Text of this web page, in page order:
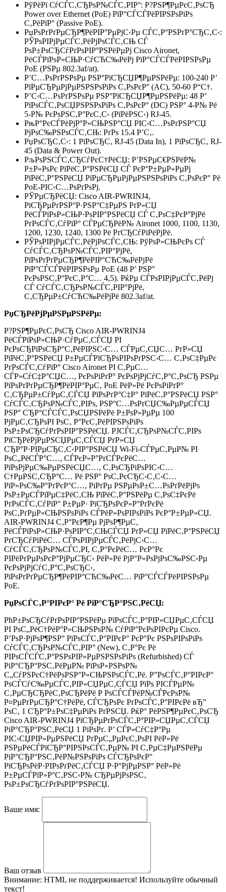
РўРёРї СѓСЃС‚СЂРѕР№СЃС‚РІР°: Р?РЅР¶РµРєС‚РѕСЂ
Power over Ethernet (PoE) РїР°СЃСЃРёРІРЅРѕРіРѕ
С‚РёРїР° (Passive PoE).
РџРѕРґРґРµСЂР¶РёРІР°РµРјС‹Рµ СЃС‚Р°РЅРґР°СЂС‚С‹:
РЎРѕРІРјРµСЃС‚РёРјРѕСЃС‚СЊ СЃ
РѕР±РѕСЂСѓРґРѕРІР°РЅРёРµРј Cisco Aironet,
РёСЃРїРѕР»СЊР·СѓСЋС‰РёРј РїР°СЃСЃРёРІРЅРѕРµ
PoE (РЅРµ 802.3af/at).
Р’С…РѕРґРЅРѕРµ РЅР°РїСЂСЏР¶РµРЅРёРµ: 100-240 Р’
РїРµСЂРµРјРµРЅРЅРѕРіРѕ С‚РѕРєР° (AC), 50-60 Р“С†.
Р’С‹С…РѕРґРЅРѕРµ РЅР°РїСЂСЏР¶РµРЅРёРµ: 48 Р’
РїРѕСЃС‚РѕСЏРЅРЅРѕРіРѕ С‚РѕРєР° (DC) РЅР° 4-Р№ Рё
5-Р№ РєРѕРЅС‚Р°РєС‚С‹ (РїРёРЅС‹) RJ-45.
РњР°РєСЃРёРјР°Р»СЊРЅР°СЏ РІС‹С…РѕРґРЅР°СЏ
РјРѕС‰РЅРѕСЃС‚СЊ: РґРѕ 15.4 Р’С‚.
РџРѕСЂС‚С‹: 1 РїРѕСЂС‚ RJ-45 (Data In), 1 РїРѕСЂС‚ RJ-
45 (Data & Power Out).
РљРѕРЅСЃС‚СЂСѓРєС†РёСЏ: Р’РЅРµС€РЅРёР№
Р±Р»РѕРє РїРёС‚Р°РЅРёСЏ СЃ РєР°Р±РµР»РµРј
РїРёС‚Р°РЅРёСЏ РїРµСЂРµРјРµРЅРЅРѕРіРѕ С‚РѕРєР° Рё
PoE-РІС‹С…РѕРґРѕРј.
РЎРµСЂРёСЏ: Cisco AIR-PWRINJ4,
РїСЂРµРґРЅР°Р·РЅР°С‡РµРЅ РґР»СЏ
РёСЃРїРѕР»СЊР·РѕРІР°РЅРёСЏ СЃ С‚РѕС‡РєР°РјРё
РґРѕСЃС‚СѓРїР° СЃРµСЂРёР№ Aironet 1000, 1100, 1130,
1200, 1230, 1240, 1300 Рё РґСЂСѓРіРёРјРё.
РЎРѕРІРјРµСЃС‚РёРјРѕСЃС‚СЊ: РўРѕР»СЊРєРѕ СЃ
СѓСЃС‚СЂРѕР№СЃС‚РІР°РјРё,
РїРѕРґРґРµСЂР¶РёРІР°СЋС‰РёРјРё
РїР°СЃСЃРёРІРЅРѕРµ PoE (48 Р’ РЅР°
РєРѕРЅС‚Р°РєС‚Р°С… 4,5). РќРµ СЃРѕРІРјРµСЃС‚РёРј
СЃ СѓСЃС‚СЂРѕР№СЃС‚РІР°РјРё,
С‚СЂРµР±СѓСЋС‰РёРјРё 802.3af/at.
РџСЂРёРјРµРЅРµРЅРёРµ:
Р?РЅР¶РµРєС‚РѕСЂ Cisco AIR-PWRINJ4
РёСЃРїРѕР»СЊР·СѓРµС‚СЃСЏ РІ
РєРѕСЂРїРѕСЂР°С‚РёРІРЅС‹С… СЃРµС‚СЏС… РґР»СЏ
РїРёС‚Р°РЅРёСЏ Р±РµСЃРїСЂРѕРІРѕРґРЅС‹С… С‚РѕС‡РµРє
РґРѕСЃС‚СѓРїР° Cisco Aironet РІ С‚РµС…
СЃР»СѓС‡Р°СЏС…, РєРѕРіРґР° РєРѕРјРјСѓС‚Р°С‚РѕСЂ РЅРµ
РїРѕРґРґРµСЂР¶РёРІР°РµС‚ PoE РёР»Рё РєРѕРіРґР°
С‚СЂРµР±СѓРµС‚СЃСЏ РїРѕРґР°С‡Р° РїРёС‚Р°РЅРёСЏ РЅР°
СѓСЃС‚СЂРѕР№СЃС‚РІРѕ, РЅР°С…РѕРґСЏС‰РµРµСЃСЏ
РЅР° СЂР°СЃСЃС‚РѕСЏРЅРёРё Р±РѕР»РµРµ 100
РјРµС‚СЂРѕРІ РѕС‚ Р°РєС‚РёРІРЅРѕРіРѕ
РѕР±РѕСЂСѓРґРѕРІР°РЅРёСЏ. РЈСЃС‚СЂРѕР№СЃС‚РІРѕ
РїСЂРёРјРµРЅСЏРµС‚СЃСЏ РґР»СЏ
СЂР°Р·РІРµСЂС‚С‹РІР°РЅРёСЏ Wi-Fi-СЃРµС‚РµР№ РІ
РѕС„РёСЃР°С…, СЃРєР»Р°РґСЃРєРёС…
РїРѕРјРµС‰РµРЅРёСЏС…, С‚РѕСЂРіРѕРІС‹С…
С†РµРЅС‚СЂР°С… Рё РЅР° РѕС‚РєСЂС‹С‚С‹С…
РїР»РѕС‰Р°РґРєР°С…, РіРґРµ РЅРµРѕР±С…РѕРґРёРјРѕ
РѕР±РµСЃРїРµС‡РёС‚СЊ РїРёС‚Р°РЅРёРµ С‚РѕС‡РєРё
РґРѕСЃС‚СѓРїР° Р±РµР· РїСЂРѕРєР»Р°РґРєРё
РѕС‚РґРµР»СЊРЅРѕРіРѕ СЃРёР»РѕРІРѕРіРѕ РєР°Р±РµР»СЏ.
AIR-PWRINJ4 С‚Р°РєР¶Рµ РјРѕР¶РµС‚
РёСЃРїРѕР»СЊР·РѕРІР°С‚СЊСЃСЏ РґР»СЏ РїРёС‚Р°РЅРёСЏ
РґСЂСѓРіРёС… СЃРѕРІРјРµСЃС‚РёРјС‹С…
СѓСЃС‚СЂРѕР№СЃС‚РІ, С‚Р°РєРёС… РєР°Рє
РІРёРґРµРѕРєР°РјРµСЂС‹ РёР»Рё РјР°Р»РѕРјРѕС‰РЅС‹Рµ
РєРѕРјРјСѓС‚Р°С‚РѕСЂС‹,
РїРѕРґРґРµСЂР¶РёРІР°СЋС‰РёС… РїР°СЃСЃРёРІРЅРѕРµ
PoE.
РџРѕСЃС‚Р°РІРєР° Рё РіР°СЂР°РЅС‚РёСЏ:
РћР±РѕСЂСѓРґРѕРІР°РЅРёРµ РїРѕСЃС‚Р°РІР»СЏРµС‚СЃСЏ
РІ РѕС„РёС†РёР°Р»СЊРЅРѕР№ СѓРїР°РєРѕРІРєРµ Cisco.
Р’РѕР·РјРѕР¶РЅР° РїРѕСЃС‚Р°РІРєР° РєР°Рє РЅРѕРІРѕРіРѕ
СѓСЃС‚СЂРѕР№СЃС‚РІР° (New), С‚Р°Рє Рё
РІРѕСЃСЃС‚Р°РЅРѕРІР»РµРЅРЅРѕРіРѕ (Refurbished) СЃ
РіР°СЂР°РЅС‚РёРµР№ РїРѕР»РЅРѕР№
С„СѓРЅРєС†РёРѕРЅР°Р»СЊРЅРѕСЃС‚Рё. Р”РѕСЃС‚Р°РІРєР°
РѕСЃСѓС‰РµСЃС‚РІР»СЏРµС‚СЃСЏ РїРѕ РІСЃРµР№
С‚РµСЂСЂРёС‚РѕСЂРёРё Р РѕСЃСЃРёР№СЃРєРѕР№
Р¤РµРґРµСЂР°С†РёРё, СЃСЂРѕРє РґРѕСЃС‚Р°РІРєРё вЂ”
РѕС‚ 1 СЂР°Р±РѕС‡РµРіРѕ РґРЅСЏ. РќР° РёРЅР¶РµРєС‚РѕСЂ
Cisco AIR-PWRINJ4 РїСЂРµРґРѕСЃС‚Р°РІР»СЏРµС‚СЃСЏ
РіР°СЂР°РЅС‚РёСЏ 1 РіРѕРґ. Р’ СЃР»СѓС‡Р°Рµ
РІС‹СЏРІР»РµРЅРёСЏ РґРµС„РµРєС‚РѕРІ РёР»Рё
РЅРµРёСЃРїСЂР°РІРЅРѕСЃС‚РµР№ РІ С‚РµС‡РµРЅРёРµ
РіР°СЂР°РЅС‚РёР№РЅРѕРіРѕ СЃСЂРѕРєР°
РїСЂРѕРёР·РІРѕРґРёС‚СЃСЏ Р·Р°РјРµРЅР° РёР»Рё
Р±РµСЃРїР»Р°С‚РЅС‹Р№ СЂРµРјРѕРЅС‚
РѕР±РѕСЂСѓРґРѕРІР°РЅРёСЏ.
Ваше имя:
Ваш отзыв
Внимание: HTML не поддерживается! Используйте обычный
текст!